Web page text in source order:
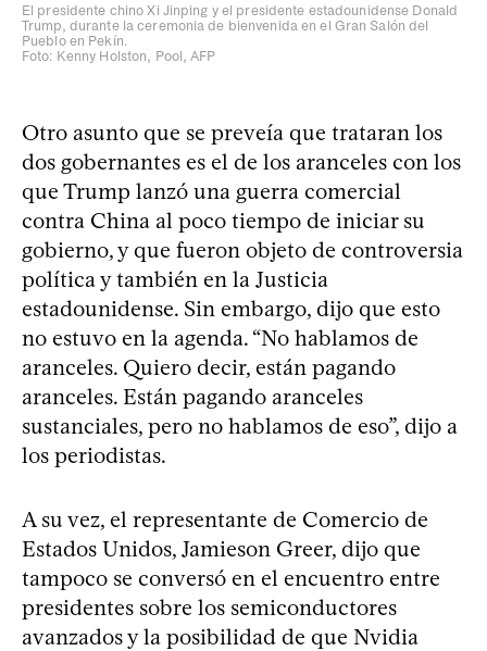
El presidente chino Xi Jinping y el presidente estadounidense Donald
Trump, durante la ceremonia de bienvenida en el Gran Salón del
Pueblo en Pekín.
Foto: Kenny Holston, Pool, AFP
Otro asunto que se preveía que trataran los
dos gobernantes es el de los aranceles con los
que Trump lanzó una guerra comercial
contra China al poco tiempo de iniciar su
gobierno, y que fueron objeto de controversia
política y también en la Justicia
estadounidense. Sin embargo, dijo que esto
no estuvo en la agenda. “No hablamos de
aranceles. Quiero decir, están pagando
aranceles. Están pagando aranceles
sustanciales, pero no hablamos de eso”, dijo a
los periodistas.
A su vez, el representante de Comercio de
Estados Unidos, Jamieson Greer, dijo que
tampoco se conversó en el encuentro entre
presidentes sobre los semiconductores
avanzados y la posibilidad de que Nvidia